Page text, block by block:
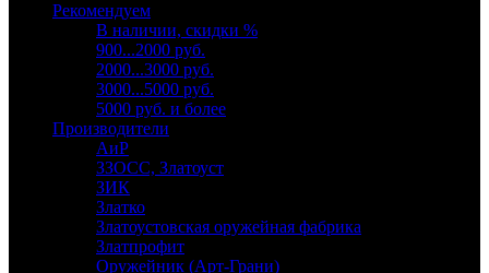
Рекомендуем
В наличии, скидки %
900...2000 руб.
2000...3000 руб.
3000...5000 руб.
5000 руб. и более
Производители
АиР
ЗЗОСС, Златоуст
ЗИК
Златко
Златоустовская оружейная фабрика
Златпрофит
Оружейник (Арт-Грани)